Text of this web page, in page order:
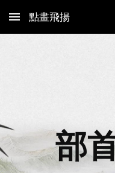
Skip to main content
點畫飛揚
部